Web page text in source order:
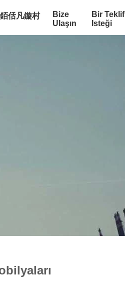
佸凡鏇村
Bize
Ulaşın
Bir Teklif
Isteği